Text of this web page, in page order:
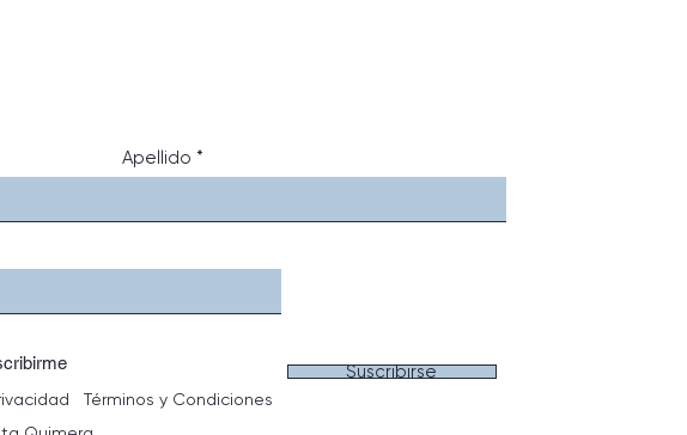
Apellido
Suscribirse
Términos y Condiciones